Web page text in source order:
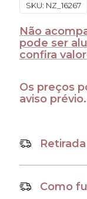
SKU: NZ_16267
Não
pode ser
confira
Os preços
aviso prévio.
Como